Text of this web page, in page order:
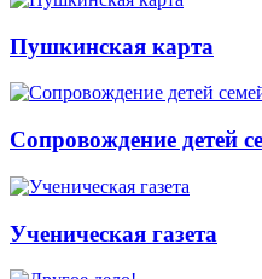
Пушкинская карта
Сопровождение детей
Ученическая газета